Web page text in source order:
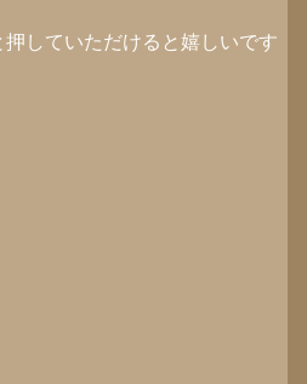
していただけると嬉しいです